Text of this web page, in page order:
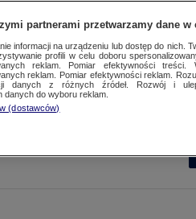
partnerami przetwarzamy dane w
informacji na urządzeniu lub dostęp do nich.
profili w celu doboru
reklam. Pomiar efektywności
reklam. Pomiar efektywności reklam.
danych z różnych źródeł. Rozwój i
danych do wyboru reklam.
(dostawców)